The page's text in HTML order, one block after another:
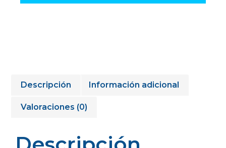
Descripción Información adicional
Valoraciones (0)